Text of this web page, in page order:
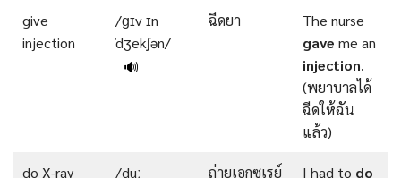
give
injection
/ɡɪv ɪn
ˈdʒekʃən/
🔊
ฉีดยา
The nurse
gave me an
injection.
(พยาบาลได้
ฉีดให้ฉัน
แล้ว)
do X-ray
/duː
ถ่ายเอกซเรย์ I had to do